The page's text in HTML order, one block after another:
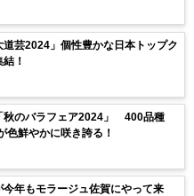
道芸2024」個性豊かな日本トップク
！
秋のバラフェア2024」 400品種
色鮮やかに咲き誇る！
年もモラージュ佐賀にやって来